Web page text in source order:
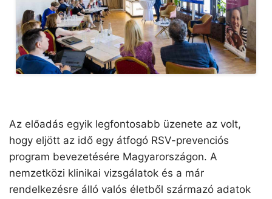
Az előadás egyik legfontosabb üzenete az volt,
hogy eljött az idő egy átfogó RSV-prevenciós
program bevezetésére Magyarországon. A
nemzetközi klinikai vizsgálatok és a már
rendelkezésre álló valós életből származó adatok